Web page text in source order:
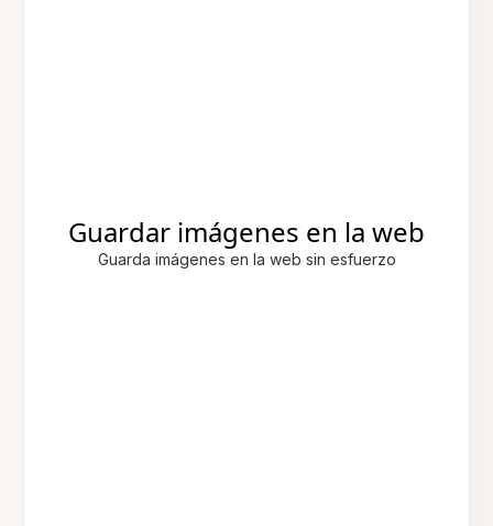
Guardar imágenes en la web
Guarda imágenes en la web sin esfuerzo